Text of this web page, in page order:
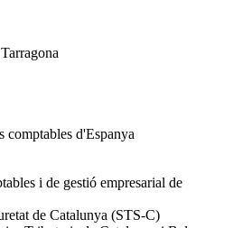
comptables d'Espanya
i de gestió empresarial de
de Catalunya (STS-C)